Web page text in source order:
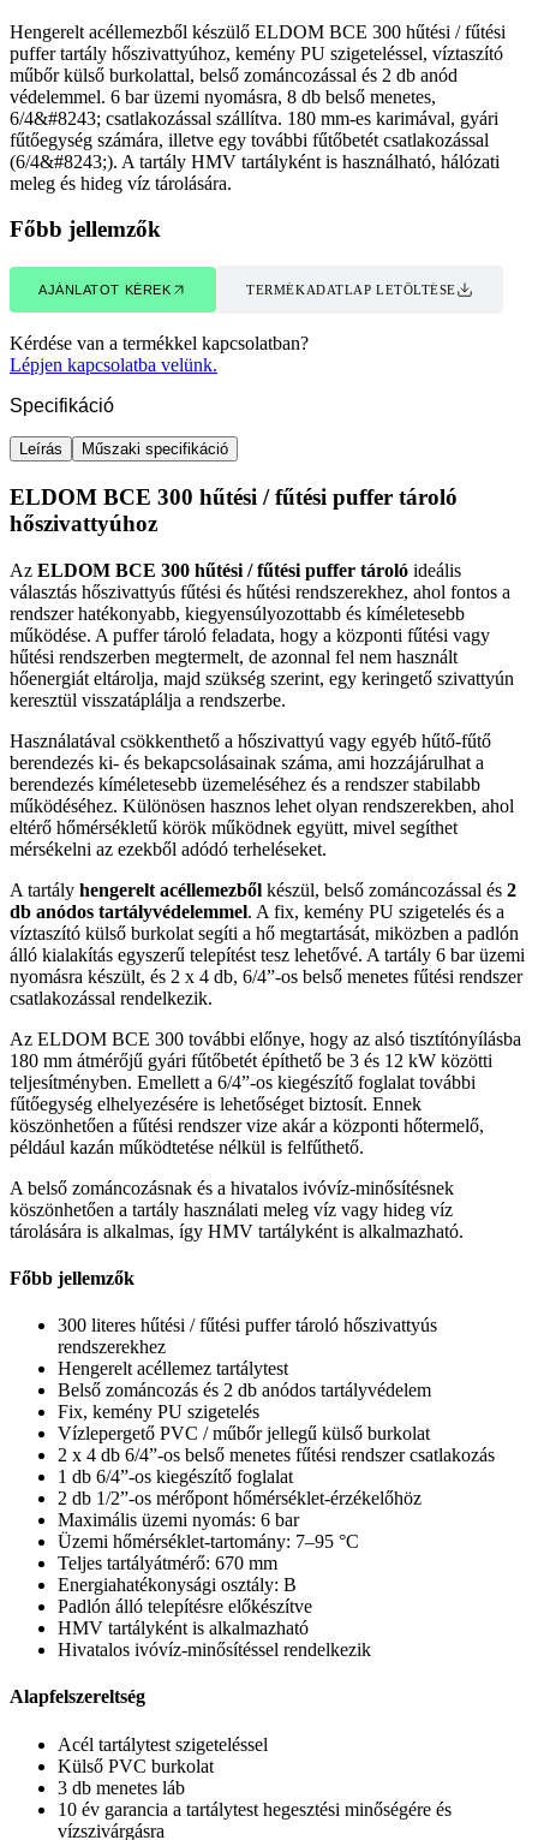
Hengerelt acéllemezből készülő ELDOM BCE 300 hűtési / fűtési
puffer tartály hőszivattyúhoz, kemény PU szigeteléssel, víztaszító
műbőr külső burkolattal, belső zománcozással és 2 db anód
védelemmel. 6 bar üzemi nyomásra, 8 db belső menetes,
6/4&#8243; csatlakozással szállítva. 180 mm-es karimával, gyári
fűtőegység számára, illetve egy további fűtőbetét csatlakozással
(6/4&#8243;). A tartály HMV tartályként is használható, hálózati
meleg és hideg víz tárolására.
Főbb jellemzők
AJÁNLATOT KÉREK TERMÉKADATLAP LETÖLTÉSE
Kérdése van a termékkel kapcsolatban?
Lépjen kapcsolatba velünk.
Specifikáció
Leírás Műszaki specifikáció
ELDOM BCE 300 hűtési / fűtési puffer tároló
hőszivattyúhoz
Az ELDOM BCE 300 hűtési / fűtési puffer tároló ideális
választás hőszivattyús fűtési és hűtési rendszerekhez, ahol fontos a
rendszer hatékonyabb, kiegyensúlyozottabb és kíméletesebb
működése. A puffer tároló feladata, hogy a központi fűtési vagy
hűtési rendszerben megtermelt, de azonnal fel nem használt
hőenergiát eltárolja, majd szükség szerint, egy keringető szivattyún
keresztül visszatáplálja a rendszerbe.
Használatával csökkenthető a hőszivattyú vagy egyéb hűtő-fűtő
berendezés ki- és bekapcsolásainak száma, ami hozzájárulhat a
berendezés kíméletesebb üzemeléséhez és a rendszer stabilabb
működéséhez. Különösen hasznos lehet olyan rendszerekben, ahol
eltérő hőmérsékletű körök működnek együtt, mivel segíthet
mérsékelni az ezekből adódó terheléseket.
A tartály hengerelt acéllemezből készül, belső zománcozással és 2
db anódos tartályvédelemmel. A fix, kemény PU szigetelés és a
víztaszító külső burkolat segíti a hő megtartását, miközben a padlón
álló kialakítás egyszerű telepítést tesz lehetővé. A tartály 6 bar üzemi
nyomásra készült, és 2 x 4 db, 6/4”-os belső menetes fűtési rendszer
csatlakozással rendelkezik.
Az ELDOM BCE 300 további előnye, hogy az alsó tisztítónyílásba
180 mm átmérőjű gyári fűtőbetét építhető be 3 és 12 kW közötti
teljesítményben. Emellett a 6/4”-os kiegészítő foglalat további
fűtőegység elhelyezésére is lehetőséget biztosít. Ennek
köszönhetően a fűtési rendszer vize akár a központi hőtermelő,
például kazán működtetése nélkül is felfűthető.
A belső zománcozásnak és a hivatalos ivóvíz-minősítésnek
köszönhetően a tartály használati meleg víz vagy hideg víz
tárolására is alkalmas, így HMV tartályként is alkalmazható.
Főbb jellemzők
300 literes hűtési / fűtési puffer tároló hőszivattyús
rendszerekhez
Hengerelt acéllemez tartálytest
Belső zománcozás és 2 db anódos tartályvédelem
Fix, kemény PU szigetelés
Vízlepergető PVC / műbőr jellegű külső burkolat
2 x 4 db 6/4”-os belső menetes fűtési rendszer csatlakozás
1 db 6/4”-os kiegészítő foglalat
2 db 1/2”-os mérőpont hőmérséklet-érzékelőhöz
Maximális üzemi nyomás: 6 bar
Üzemi hőmérséklet-tartomány: 7–95 °C
Teljes tartályátmérő: 670 mm
Energiahatékonysági osztály: B
Padlón álló telepítésre előkészítve
HMV tartályként is alkalmazható
Hivatalos ivóvíz-minősítéssel rendelkezik
Alapfelszereltség
Acél tartálytest szigeteléssel
Külső PVC burkolat
3 db menetes láb
10 év garancia a tartálytest hegesztési minőségére és
vízszivárgásra